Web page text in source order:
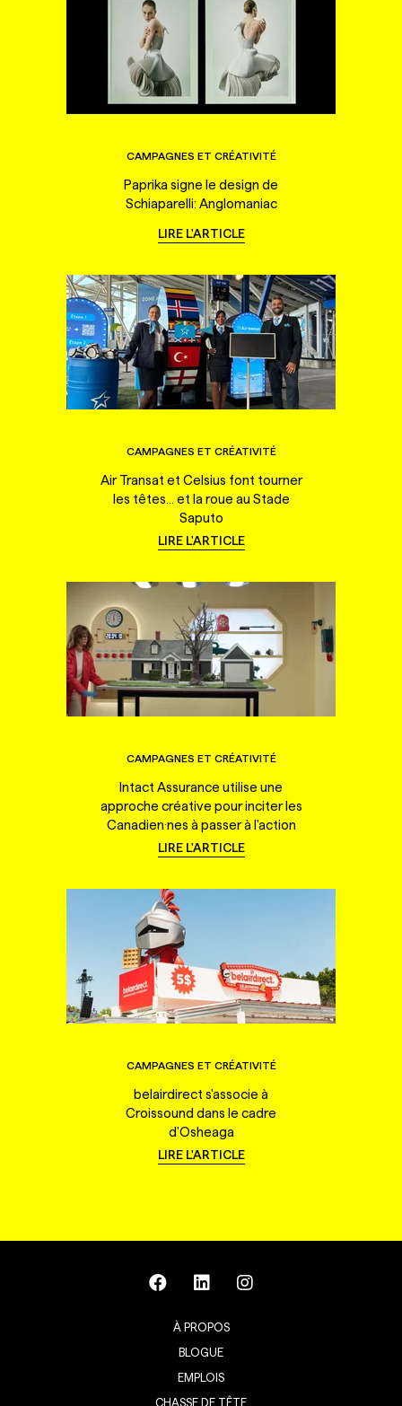
CAMPAGNES ET CRÉATIVITÉ
Paprika signe le design de
Schiaparelli: Anglomaniac
LIRE L'ARTICLE
CAMPAGNES ET CRÉATIVITÉ
Air Transat et Celsius font tourner
les têtes... et la roue au Stade
Saputo
LIRE L'ARTICLE
CAMPAGNES ET CRÉATIVITÉ
Intact Assurance utilise une
approche créative pour inciter les
Canadien·nes à passer à l'action
LIRE L'ARTICLE
CAMPAGNES ET CRÉATIVITÉ
belairdirect s'associe à
Croissound dans le cadre
d'Osheaga
LIRE L'ARTICLE
À PROPOS
BLOGUE
EMPLOIS
CHASSE DE TÊTE